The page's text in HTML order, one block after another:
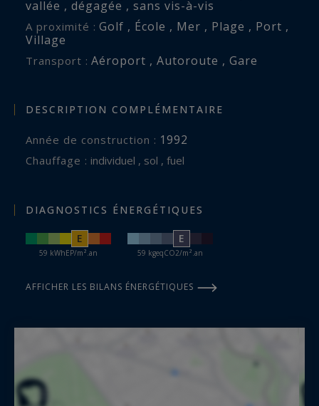
vallée , dégagée , sans vis-à-vis
A proximité : Golf , École , Mer , Plage , Port ,
Village
Transport : Aéroport , Autoroute , Gare
DESCRIPTION COMPLÉMENTAIRE
Année de construction : 1992
Chauffage : individuel , sol , fuel
DIAGNOSTICS ÉNERGÉTIQUES
E
59 kWhEP/m².an
E
59 kgeqCO2/m².an
AFFICHER LES BILANS ÉNERGÉTIQUES